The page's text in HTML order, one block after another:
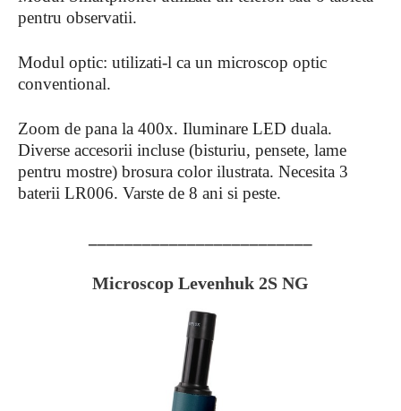
pentru observatii.
Modul optic: utilizati-l ca un microscop optic
conventional.
Zoom de pana la 400x. Iluminare LED duala.
Diverse accesorii incluse (bisturiu, pensete, lame
pentru mostre) brosura color ilustrata. Necesita 3
baterii LR006. Varste de 8 ani si peste.
Microscop Levenhuk 2S NG